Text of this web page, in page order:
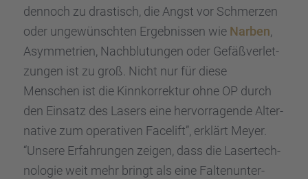
dennoch zu drastisch, die Angst vor Schmer­zen
oder ungewünsch­ten Ergeb­nis­sen wie Narben,
Asymme­trien, Nachblu­tun­gen oder Gefäß­ver­let­
zun­gen ist zu groß. Nicht nur für diese
Menschen ist die Kinnkor­rek­tur ohne OP durch
den Einsatz des Lasers eine hervor­ra­gende Alter­
na­tive zum opera­ti­ven Facelift”, erklärt Meyer.
“Unsere Erfah­run­gen zeigen, dass die Laser­tech­
no­lo­gie weit mehr bringt als eine Falten­un­ter­